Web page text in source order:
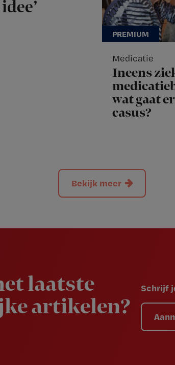
Medicatie
Ineens
wat gaat
casus?
Bekijk meer
laatste
artikelen?
Schrijf